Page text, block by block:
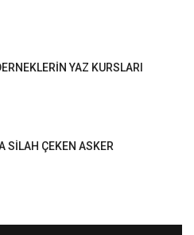
YAZ KURSLARI
SİLAH ÇEKEN ASKER